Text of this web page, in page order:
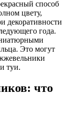
способ
цвету,
декоративности
года.
Это могут
туи.
что